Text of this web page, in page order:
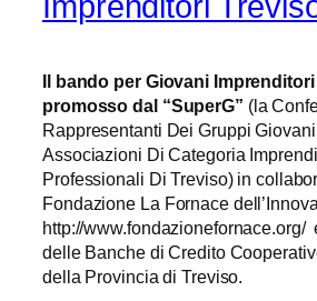
Il bando per Giovani
promosso dal “SuperG” (la
Rappresentanti Dei Gruppi
Associazioni Di Categoria
Professionali Di Treviso) in
Fondazione La Fornace
http://www.fondazionefornace.org/
delle Banche di Credito
della Provincia di Treviso.